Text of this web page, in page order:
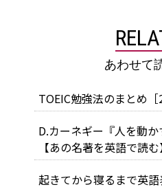
あわせて
TOEIC勉強法のまとめ［
D.カーネギー『人を動
【あの名著を英語で読む
起きてから寝るまで英